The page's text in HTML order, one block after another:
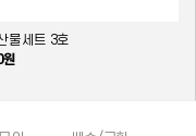
물세트 3호